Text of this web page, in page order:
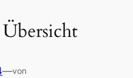
—von